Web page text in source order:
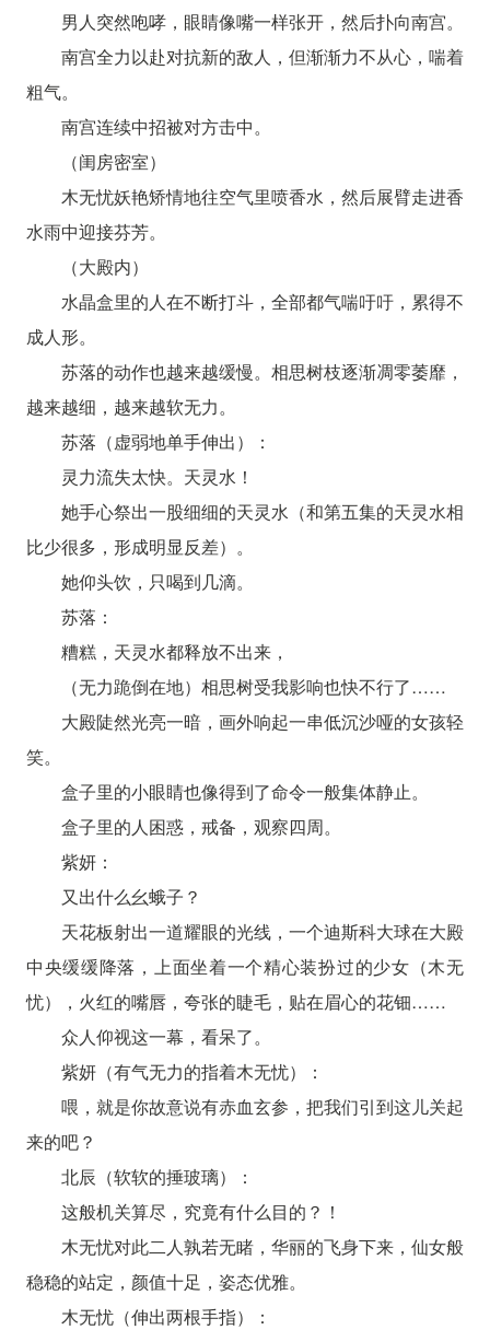
男人突然咆哮，眼睛像嘴一样张开，然后扑向南宫。
南宫全力以赴对抗新的敌人，但渐渐力不从心，喘着
粗气。
南宫连续中招被对方击中。
（闺房密室）
木无忧妖艳矫情地往空气里喷香水，然后展臂走进香
水雨中迎接芬芳。
（大殿内）
水晶盒里的人在不断打斗，全部都气喘吁吁，累得不
成人形。
苏落的动作也越来越缓慢。相思树枝逐渐凋零萎靡，
越来越细，越来越软无力。
苏落（虚弱地单手伸出）：
灵力流失太快。天灵水！
她手心祭出一股细细的天灵水（和第五集的天灵水相
比少很多，形成明显反差）。
她仰头饮，只喝到几滴。
苏落：
糟糕，天灵水都释放不出来，
（无力跪倒在地）相思树受我影响也快不行了……
大殿陡然光亮一暗，画外响起一串低沉沙哑的女孩轻
笑。
盒子里的小眼睛也像得到了命令一般集体静止。
盒子里的人困惑，戒备，观察四周。
紫妍：
又出什么幺蛾子？
天花板射出一道耀眼的光线，一个迪斯科大球在大殿
中央缓缓降落，上面坐着一个精心装扮过的少女（木无
忧），火红的嘴唇，夸张的睫毛，贴在眉心的花钿……
众人仰视这一幕，看呆了。
紫妍（有气无力的指着木无忧）：
喂，就是你故意说有赤血玄参，把我们引到这儿关起
来的吧？
北辰（软软的捶玻璃）：
这般机关算尽，究竟有什么目的？！
木无忧对此二人孰若无睹，华丽的飞身下来，仙女般
稳稳的站定，颜值十足，姿态优雅。
木无忧（伸出两根手指）：